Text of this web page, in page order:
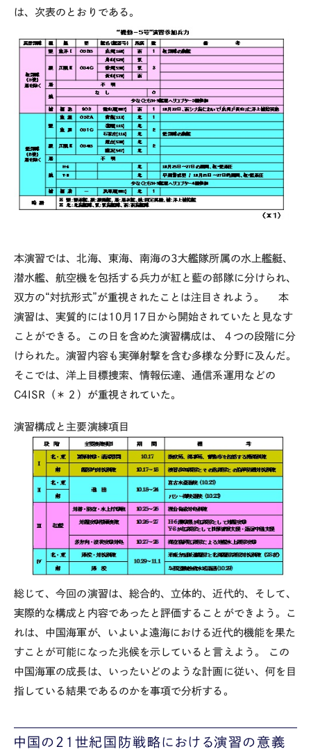
は、次表のとおりである。
本演習では、北海、東海、南海の3大艦隊所属の水上艦艇、
潜水艦、航空機を包括する兵力が紅と藍の部隊に分けられ、
双方の“対抗形式”が重視されたことは注目されよう。 本
演習は、実質的には10月17日から開始されていたと見なす
ことができる。この日を含めた演習構成は、４つの段階に分
けられた。演習内容も実弾射撃を含む多様な分野に及んだ。
そこでは、洋上目標捜索、情報伝達、通信系運用などの
C4ISR（＊２）が重視されていた。
演習構成と主要演練項目
総じて、今回の演習は、総合的、立体的、近代的、そして、
実際的な構成と内容であったと評価することができよう。こ
れは、中国海軍が、いよいよ遠海における近代的機能を果た
すことが可能になった兆候を示していると言えよう。 この
中国海軍の成長は、いったいどのような計画に従い、何を目
指している結果であるのかを事項で分析する。
中国の21世紀国防戦略における演習の意義